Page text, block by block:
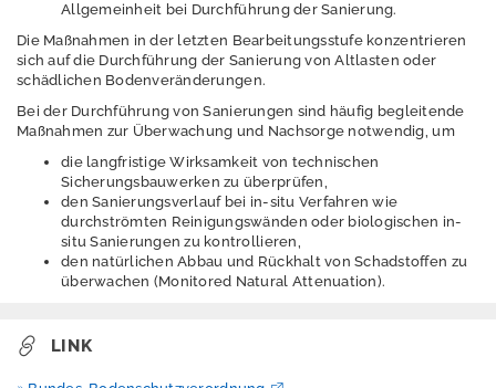
E
n
g
s
d
e
Allgemeinheit bei Durchführung der Sanierung.
Die Maßnahmen in der letzten Bearbeitungsstufe konzentrieren
sich auf die Durchführung der Sanierung von Altlasten oder
schädlichen Bodenveränderungen.
Bei der Durchführung von Sanierungen sind häufig begleitende
Maßnahmen zur Überwachung und Nachsorge notwendig, um
die langfristige Wirksamkeit von technischen
Sicherungsbauwerken zu überprüfen,
den Sanierungsverlauf bei in-situ Verfahren wie
durchströmten Reinigungswänden oder biologischen in-
situ Sanierungen zu kontrollieren,
den natürlichen Abbau und Rückhalt von Schadstoffen zu
überwachen (Monitored Natural Attenuation).
LINK